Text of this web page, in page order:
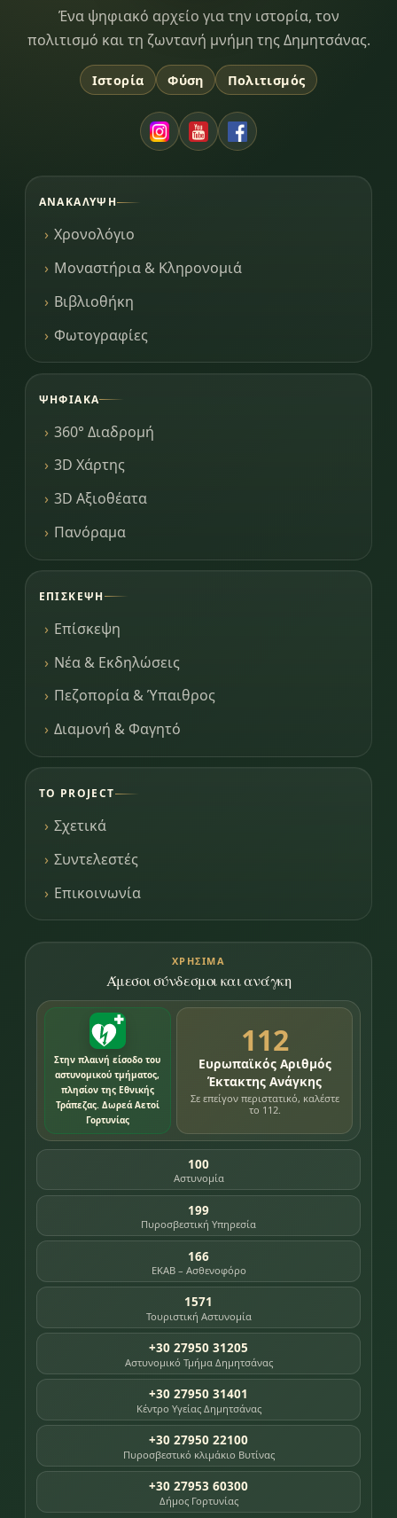
Dimitsana.gr
Ένα ψηφιακό αρχείο για την ιστορία, τον
πολιτισμό και τη ζωντανή μνήμη της Δημητσάνας.
Ιστορία Φύση Πολιτισμός
ΑΝΑΚΆΛΥΨΗ
Χρονολόγιο
Μοναστήρια & Κληρονομιά
Βιβλιοθήκη
Φωτογραφίες
ΨΗΦΙΑΚΆ
360° Διαδρομή
3D Χάρτης
3D Αξιοθέατα
Πανόραμα
ΕΠΊΣΚΕΨΗ
Επίσκεψη
Νέα & Εκδηλώσεις
Πεζοπορία & Ύπαιθρος
Διαμονή & Φαγητό
ΤΟ PROJECT
Σχετικά
Συντελεστές
Επικοινωνία
ΧΡΉΣΙΜΑ
Άμεσοι σύνδεσμοι και ανάγκη
Στην πλαινή είσοδο του
αστυνομικού τμήματος,
πλησίον της Εθνικής
Τράπεζας. Δωρεά Αετοί
Γορτυνίας
112
Ευρωπαϊκός Αριθμός
Έκτακτης Ανάγκης
Σε επείγον περιστατικό, καλέστε
το 112.
100
Αστυνομία
199
Πυροσβεστική Υπηρεσία
166
ΕΚΑΒ – Ασθενοφόρο
1571
Τουριστική Αστυνομία
+30 27950 31205
Αστυνομικό Τμήμα Δημητσάνας
+30 27950 31401
Κέντρο Υγείας Δημητσάνας
+30 27950 22100
Πυροσβεστικό κλιμάκιο Βυτίνας
+30 27953 60300
Δήμος Γορτυνίας